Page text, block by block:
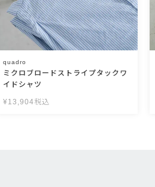
quadro
ミクロブロードストライプタックワ
イドシャツ
¥13,904税込